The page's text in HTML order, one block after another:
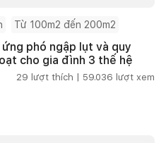
Từ 100m2 đến 200m2
phó ngập lụt và quy
cho gia đình 3 thế hệ
29 lượt thích | 59.036 lượt xem